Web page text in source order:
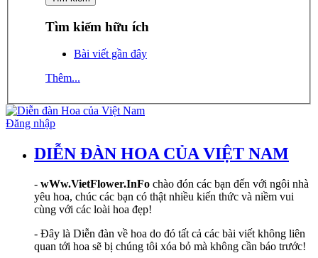
Tìm kiếm hữu ích
Bài viết gần đây
Thêm...
Đăng nhập
DIỄN ĐÀN HOA CỦA VIỆT NAM
- wWw.VietFlower.InFo chào đón các bạn đến với ngôi nhà
yêu hoa, chúc các bạn có thật nhiều kiến thức và niềm vui
cùng với các loài hoa đẹp!
- Đây là Diễn đàn về hoa do đó tất cả các bài viết không liên
quan tới hoa sẽ bị chúng tôi xóa bỏ mà không cần báo trước!